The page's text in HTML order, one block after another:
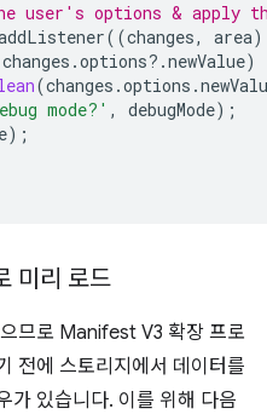
user's options & apply
((changes, area)
changes .options? .newValue)
(changes .options .
mode?' , debugMode);
);
미리 로드
므로 Manifest V3 확장 프로
전에 스토리지에서 데이터를
가 있습니다. 이를 위해 다음